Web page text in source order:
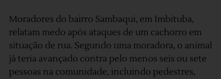
Moradores do bairro Sambaqui, em Imbituba,
relatam medo após ataques de um cachorro em
situação de rua. Segundo uma moradora, o animal
já teria avançado contra pelo menos seis ou sete
pessoas na comunidade, incluindo pedestres,